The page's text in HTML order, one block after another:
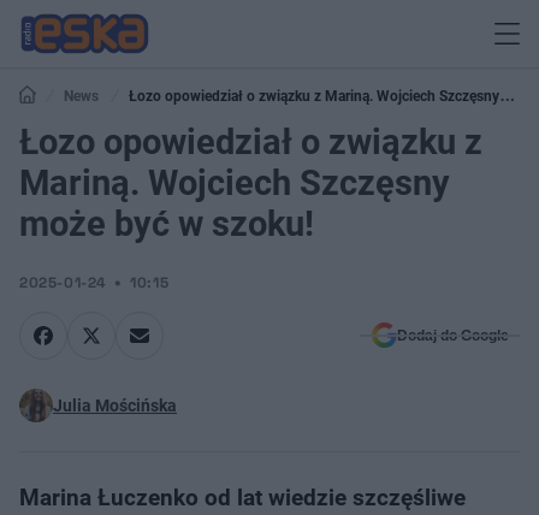
News
Łozo opowiedział o związku z Mariną. Wojciech Szczęsny
może być w szoku!
Łozo opowiedział o związku z
Mariną. Wojciech Szczęsny
może być w szoku!
2025-01-24 10:15
Dodaj do Google
Julia Mościńska
Marina Łuczenko od lat wiedzie szczęśliwe